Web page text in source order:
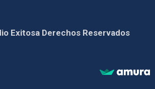
Exitosa Derechos Reservados